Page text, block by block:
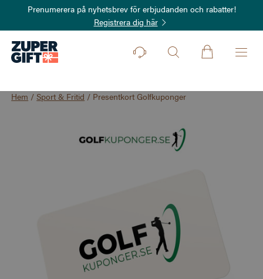
Prenumerera på nyhetsbrev för erbjudanden och rabatter!
Registrera dig här
Hem /Sport & Fritid / Presentkort Golfkuponger